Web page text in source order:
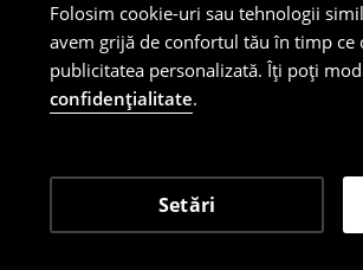
Folosim cookie-uri sau tehnologii
avem grijă de confortul tău în timp
publicitatea personalizată. Îți poți
confidențialitate.
Setări
Despre noi
Blog House
Carieră